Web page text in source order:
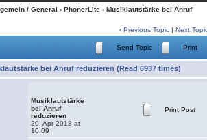
/ General › PhonerLite› Musiklautstärke bei Anruf
‹ Previous Topic | Next
Send Topic Print
bei Anruf reduzieren (Read 6937 times)
Musiklautstärke
bei Anruf
reduzieren
20. Apr 2018 at
10:09
Print Post